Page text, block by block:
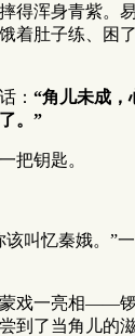
得浑身青紫
着肚子练、困
： “角儿未成，
。”
把钥匙。
叫忆秦娥。”
戏一亮相——
到了当角儿的滋